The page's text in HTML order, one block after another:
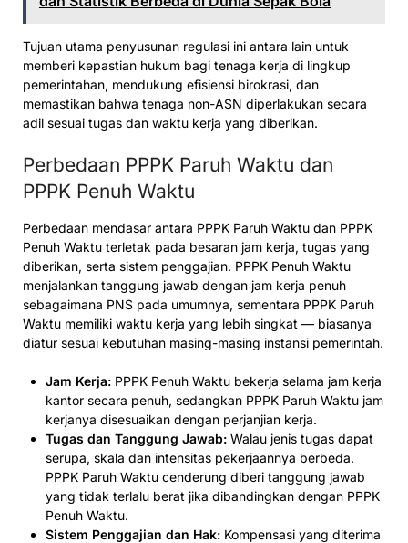
Tujuan utama penyusunan regulasi ini antara lain untuk
memberi kepastian hukum bagi tenaga kerja di lingkup
pemerintahan, mendukung efisiensi birokrasi, dan
memastikan bahwa tenaga non-ASN diperlakukan secara
adil sesuai tugas dan waktu kerja yang diberikan.
Perbedaan PPPK Paruh Waktu dan
PPPK Penuh Waktu
Perbedaan mendasar antara PPPK Paruh Waktu dan PPPK
Penuh Waktu terletak pada besaran jam kerja, tugas yang
diberikan, serta sistem penggajian. PPPK Penuh Waktu
menjalankan tanggung jawab dengan jam kerja penuh
sebagaimana PNS pada umumnya, sementara PPPK Paruh
Waktu memiliki waktu kerja yang lebih singkat — biasanya
diatur sesuai kebutuhan masing-masing instansi pemerintah.
Jam Kerja: PPPK Penuh Waktu bekerja selama jam kerja
kantor secara penuh, sedangkan PPPK Paruh Waktu jam
kerjanya disesuaikan dengan perjanjian kerja.
Tugas dan Tanggung Jawab: Walau jenis tugas dapat
serupa, skala dan intensitas pekerjaannya berbeda.
PPPK Paruh Waktu cenderung diberi tanggung jawab
yang tidak terlalu berat jika dibandingkan dengan PPPK
Penuh Waktu.
Sistem Penggajian dan Hak: Kompensasi yang diterima